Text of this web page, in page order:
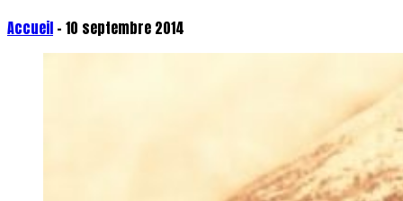
Accueil - 10 septembre 2014